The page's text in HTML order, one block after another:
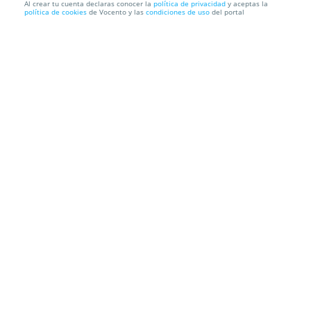
Menú gourmet en el Restaurante Little Thai por
Al crear tu cuenta declaras conocer la política de privacidad y aceptas la
política de cookies de Vocento y las condiciones de uso del portal